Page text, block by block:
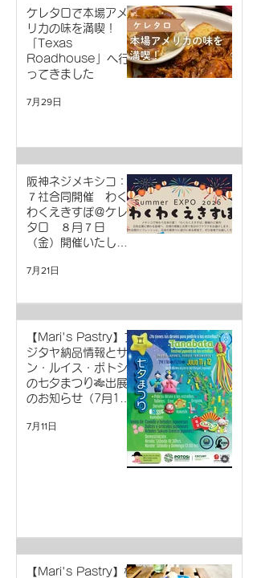
ケレタロで本場アメ
リカの味を満喫！
「Texas
Roadhouse」へ行
ってきました
7月29日
阪神ネジメキシコ：
７社合同開催 わく
わくえきすぽ＠ケレ
タロ ８月７日
（金）開催いたしま
7月21日
【Mari's Pastry】フ
ジタヤ納品情報とサ
ン・ルイス・ポトシ
の七夕まつり🎋出展
のお知らせ（7月11-
アイス早速いただき
7月11日
【Mari's Pastry】柚